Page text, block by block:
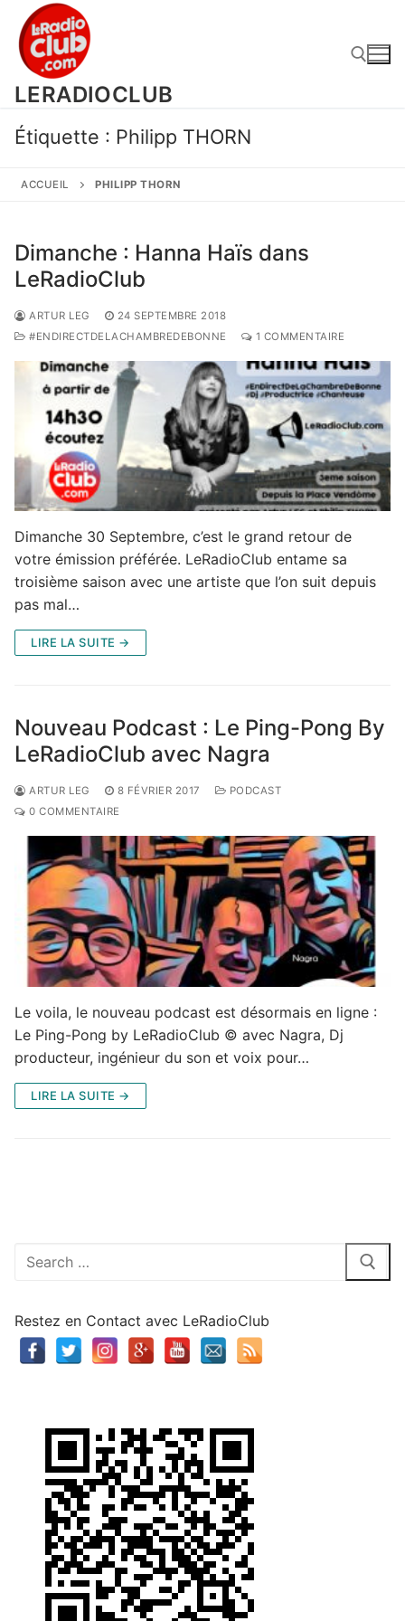
contenu
LERADIOCLUB
Étiquette : Philipp THORN
ACCUEIL PHILIPP THORN
Dimanche : Hanna Haïs dans
LeRadioClub
ARTUR LEG
24 SEPTEMBRE 2018
#ENDIRECTDELACHAMBREDEBONNE
1 COMMENTAIRE
Dimanche 30 Septembre, c’est le grand retour de
votre émission préférée. LeRadioClub entame sa
troisième saison avec une artiste que l’on suit depuis
pas mal…
LIRE LA SUITE →
Nouveau Podcast : Le Ping-Pong By
LeRadioClub avec Nagra
ARTUR LEG 8 FÉVRIER 2017
PODCAST
0 COMMENTAIRE
Le voila, le nouveau podcast est désormais en ligne :
Le Ping-Pong by LeRadioClub © avec Nagra, Dj
producteur, ingénieur du son et voix pour…
LIRE LA SUITE →
Rechercher
Restez en Contact avec LeRadioClub